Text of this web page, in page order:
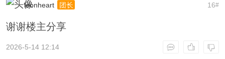
16#
leonheart 团长
谢谢楼主分享
2026-5-14 12:14